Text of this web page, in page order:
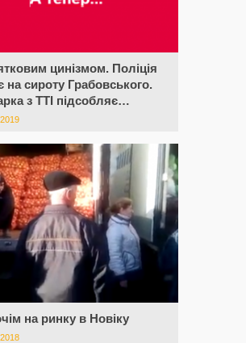
цинізмом. Поліція
на сироту Грабовського.
з ТТІ підсобляє…
на ринку в Новіку